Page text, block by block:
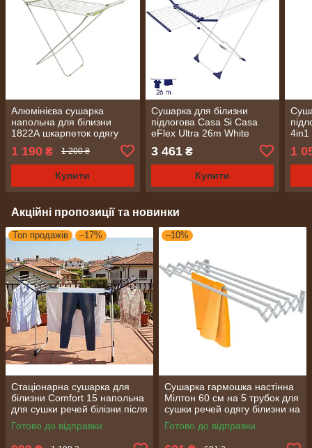
Алюмінієва сушарка
напольна для білизни
1822А шкарпеток одягу
1 190 ₴ 1 200 ₴
Купити
Сушарка для білизни
підлогова Casa Si Casa
eFlex Ultra 26m White
3 461₴
Купити
4in1
1
Акційні пропозиції та новинки
Топ продажів –17%
Стаціонарна сушарка для
білизни Comfort 15 напольна
для сушки речей білізни після
прання
Готово до відправки
–10%
Сушарка гармошка настінна
Мілтон 60 см на 5 трубок для
сушки речей одягу білизни на
балконі чи ванній після
прання
Готово до відправки